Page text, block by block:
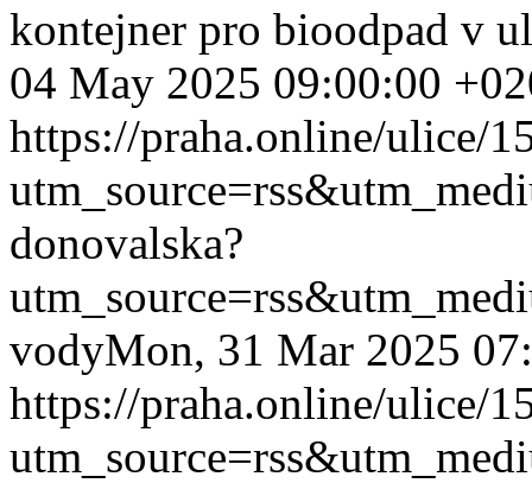
kontejner pro bioodpad v
04 May 2025 09:00:00
https://praha.online/ulice/
donovalska?
vodyMon, 31 Mar 2025
https://praha.online/ulice/